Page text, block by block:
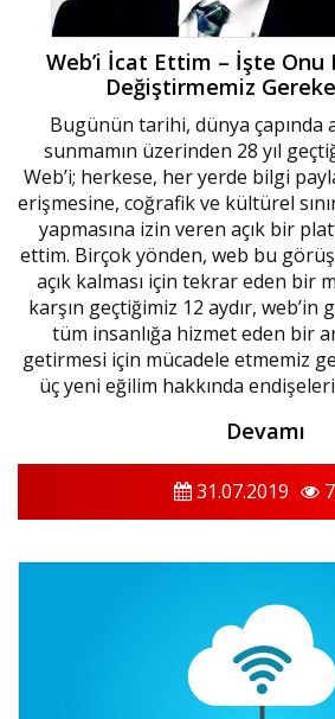
Web’i İcat Ettim – İşte
Değiştirmemiz
Bugünün tarihi, dünya çapında
sunmamın üzerinden 28 yıl
Web’i; herkese, her yerde bilgi
erişmesine, coğrafik ve kültürel
yapmasına izin veren açık bir
ettim. Birçok yönden, web bu
açık kalması için tekrar eden bir
karşın geçtiğimiz 12 aydır,
tüm insanlığa hizmet eden bir
getirmesi için mücadele etmemiz
üç yeni eğilim hakkında
Devamı
31.07.2019